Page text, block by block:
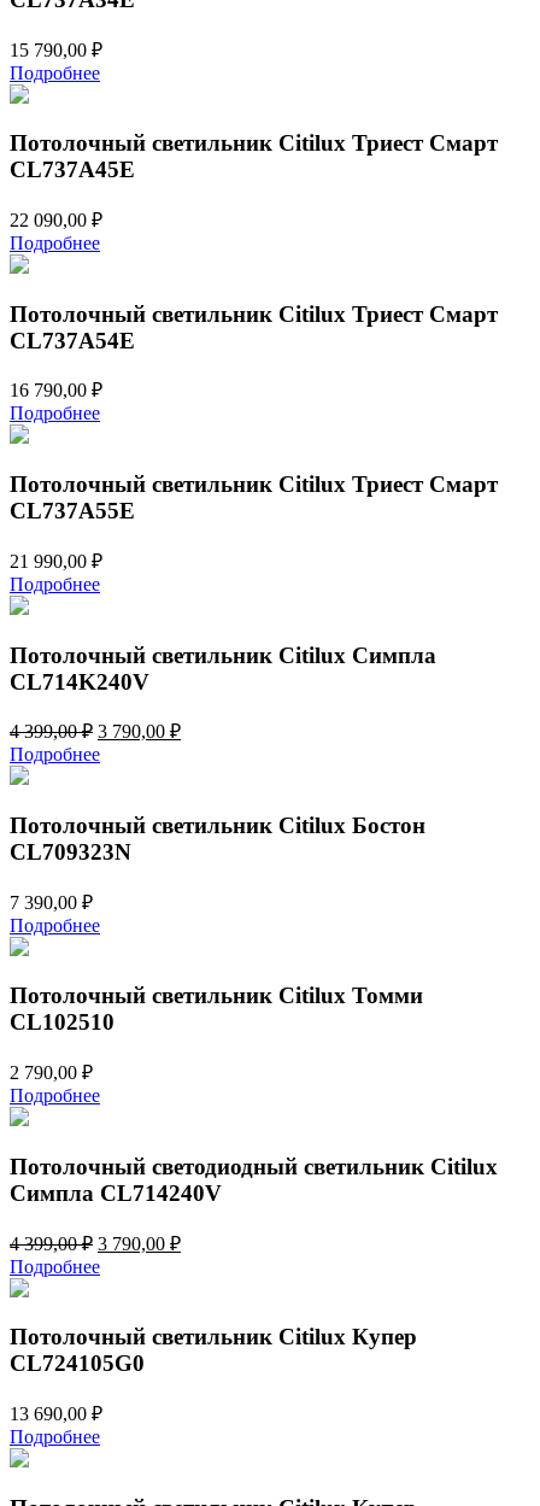
15 790,00 ₽
Подробнее
Потолочный светильник Citilux Триест Смарт
CL737A45E
22 090,00 ₽
Подробнее
Потолочный светильник Citilux Триест Смарт
CL737A54E
16 790,00 ₽
Подробнее
Потолочный светильник Citilux Триест Смарт
CL737A55E
21 990,00 ₽
Подробнее
Потолочный светильник Citilux Симпла
CL714K240V
4 399,00₽ Первоначальная
цена
составляла
399,00 ₽.
3 790,00 ₽Текущая
Подробнее
Потолочный светильник Citilux Бостон
CL709323N
7 390,00 ₽
Подробнее
Потолочный светильник Citilux Томми
CL102510
2 790,00 ₽
Подробнее
Потолочный светодиодный светильник Citilux
Симпла CL714240V
4 399,00₽ Первоначальная
цена
составляла
399,00 ₽.
3 790,00 ₽Текущая
Подробнее
Потолочный светильник Citilux Купер
CL724105G0
13 690,00 ₽
Подробнее